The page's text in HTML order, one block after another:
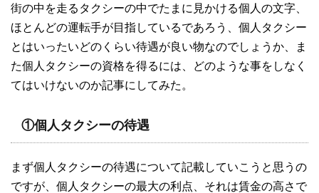
街の中を走るタクシーの中でたまに見かける個人の文字、
ほとんどの運転手が目指しているであろう、個人タクシー
とはいったいどのくらい待遇が良い物なのでしょうか、ま
た個人タクシーの資格を得るには、どのような事をしなく
てはいけないのか記事にしてみた。
①個人タクシーの待遇
まず個人タクシーの待遇について記載していこうと思うの
ですが、個人タクシーの最大の利点、それは賃金の高さで